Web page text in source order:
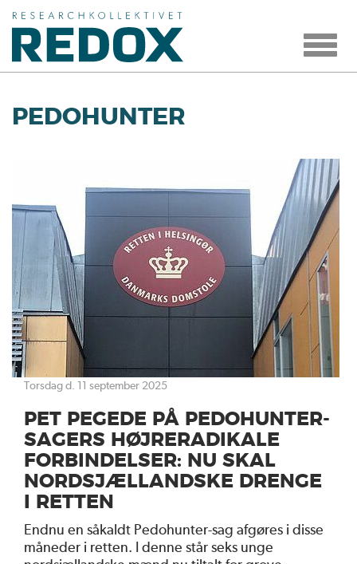
Toggle
PEDOHUNTER
torsdag d. 11 september 2025
PET PEGEDE PÅ PEDOHUNTER-
SAGERS HØJRERADIKALE
FORBINDELSER: NU SKAL
NORDSJÆLLANDSKE DRENGE
I RETTEN
Endnu en såkaldt Pedohunter-sag afgøres i disse
måneder i retten. I denne står seks unge